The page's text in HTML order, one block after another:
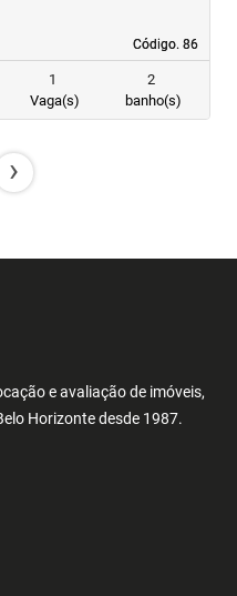
Código. 86
Código. 86
1
Vaga(s)
2
banho(s)
›
e avaliação de imóveis,
Horizonte desde 1987.